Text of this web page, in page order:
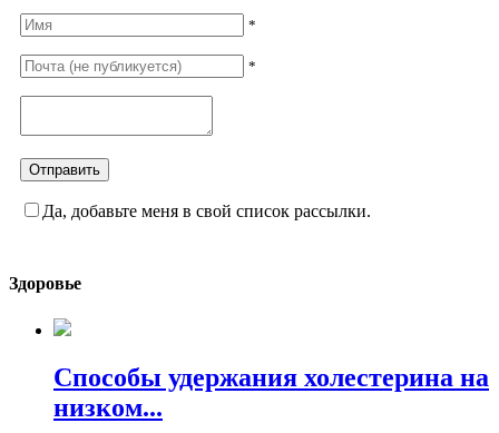
*
*
Да, добавьте меня в свой список рассылки.
Здоровье
Способы удержания холестерина на
низком...